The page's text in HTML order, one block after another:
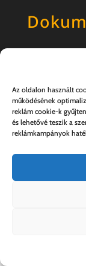
Az oldalon használt
működésének
reklám cookie-k
és lehetővé teszik a
reklámkampányok
Általános